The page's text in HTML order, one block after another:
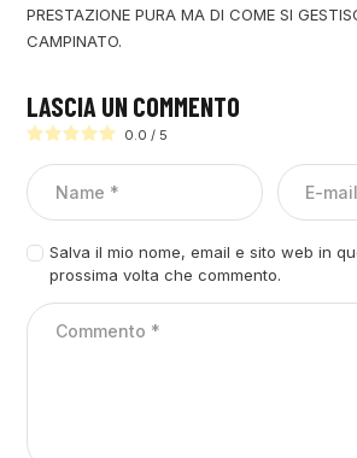
PRESTAZIONE PURA MA DI COME SI
CAMPINATO.
LASCIA UN COMMENTO
0.0 / 5
Salva il mio nome, email e sito web in
prossima volta che commento.